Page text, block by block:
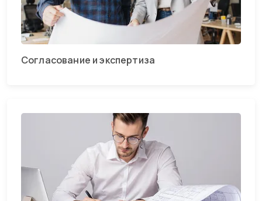
Согласование и экспертиза